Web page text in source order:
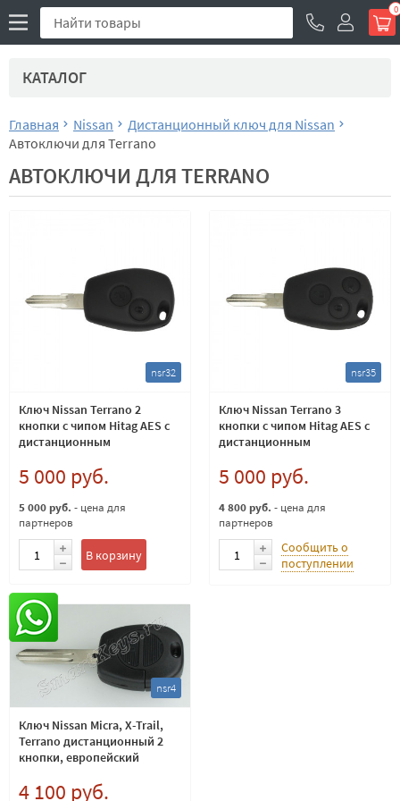
0
КАТАЛОГ
Главная Nissan
Дистанционный ключ для Nissan
Автоключи для Terrano
АВТОКЛЮЧИ ДЛЯ TERRANO
nsr32
Ключ Nissan Terrano 2
кнопки с чипом Hitag AES с
дистанционным
5 000 руб.
5 000 руб. - цена для
партнеров
В корзину
nsr35
Ключ Nissan Terrano 3
кнопки с чипом Hitag AES с
дистанционным
5 000 руб.
4 800 руб. - цена для
партнеров
Сообщить о
поступлении
nsr4
Ключ Nissan Micra, X-Trail,
Terrano дистанционный 2
кнопки, европейский
4 100 руб.